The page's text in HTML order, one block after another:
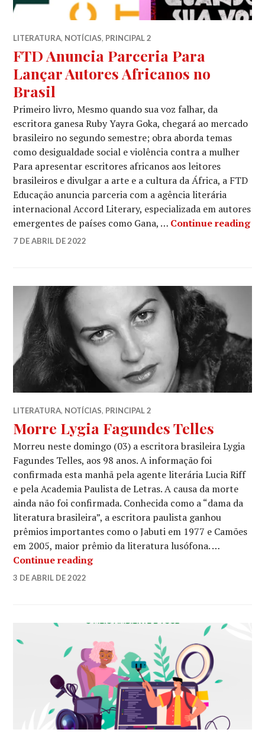
LITERATURA, NOTÍCIAS, PRINCIPAL 2
FTD Anuncia Parceria Para
Lançar Autores Africanos no
Brasil
Primeiro livro, Mesmo quando sua voz falhar, da
escritora ganesa Ruby Yayra Goka, chegará ao mercado
brasileiro no segundo semestre; obra aborda temas
como desigualdade social e violência contra a mulher
Para apresentar escritores africanos aos leitores
brasileiros e divulgar a arte e a cultura da África, a FTD
Educação anuncia parceria com a agência literária
internacional Accord Literary, especializada em autores
emergentes de países como Gana, … Continue reading
LUCIANA
7 DE ABRIL DE 2022
LITERATURA, NOTÍCIAS, PRINCIPAL 2
Morre Lygia Fagundes Telles
Morreu neste domingo (03) a escritora brasileira Lygia
Fagundes Telles, aos 98 anos. A informação foi
confirmada esta manhã pela agente literária Lucia Riff
e pela Academia Paulista de Letras. A causa da morte
ainda não foi confirmada. Conhecida como a “dama da
literatura brasileira”, a escritora paulista ganhou
prêmios importantes como o Jabuti em 1977 e Camões
em 2005, maior prêmio da literatura lusófona. …
Continue readingMorre Lygia Fagundes Telles
LUCIANA
3 DE ABRIL DE 2022